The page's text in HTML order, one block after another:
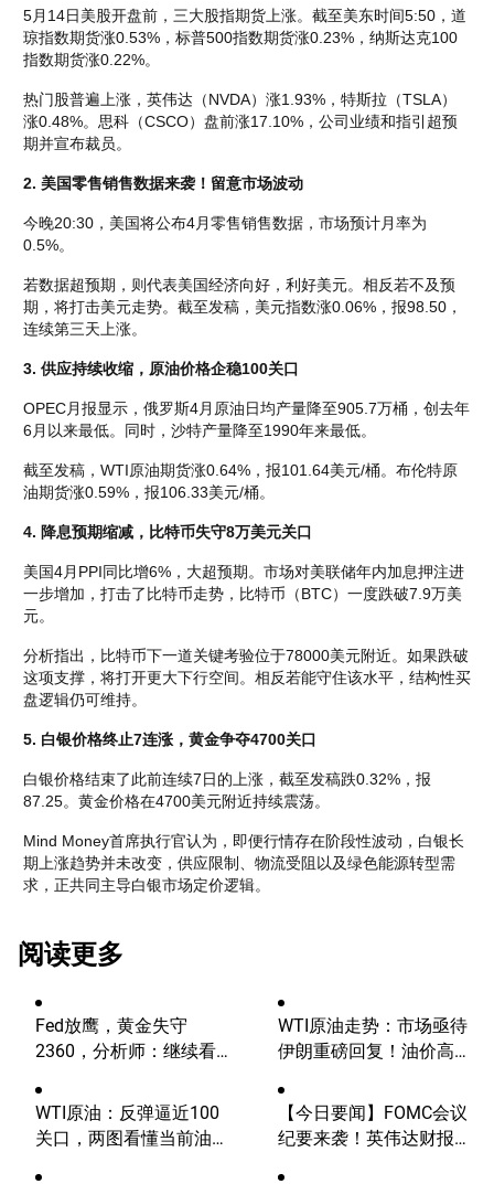
5月14日美股开盘前，三大股指期货上涨。截至美东时间5:50，道
琼指数期货涨0.53%，标普500指数期货涨0.23%，纳斯达克100
指数期货涨0.22%。
热门股普遍上涨，英伟达（NVDA）涨1.93%，特斯拉（TSLA）
涨0.48%。思科（CSCO）盘前涨17.10%，公司业绩和指引超预
期并宣布裁员。
2. 美国零售销售数据来袭！留意市场波动
今晚20:30，美国将公布4月零售销售数据，市场预计月率为
0.5%。
若数据超预期，则代表美国经济向好，利好美元。相反若不及预
期，将打击美元走势。截至发稿，美元指数涨0.06%，报98.50，
连续第三天上涨。
3. 供应持续收缩，原油价格企稳100关口
OPEC月报显示，俄罗斯4月原油日均产量降至905.7万桶，创去年
6月以来最低。同时，沙特产量降至1990年来最低。
截至发稿，WTI原油期货涨0.64%，报101.64美元/桶。布伦特原
油期货涨0.59%，报106.33美元/桶。
4. 降息预期缩减，比特币失守8万美元关口
美国4月PPI同比增6%，大超预期。市场对美联储年内加息押注进
一步增加，打击了比特币走势，比特币（BTC）一度跌破7.9万美
元。
分析指出，比特币下一道关键考验位于78000美元附近。如果跌破
这项支撑，将打开更大下行空间。相反若能守住该水平，结构性买
盘逻辑仍可维持。
5. 白银价格终止7连涨，黄金争夺4700关口
白银价格结束了此前连续7日的上涨，截至发稿跌0.32%，报
87.25。黄金价格在4700美元附近持续震荡。
Mind Money首席执行官认为，即便行情存在阶段性波动，白银长
期上涨趋势并未改变，供应限制、物流受阻以及绿色能源转型需
求，正共同主导白银市场定价逻辑。
阅读更多
Fed放鹰，黄金失守
2360，分析师：继续看
WTI原油走势：市场亟待
伊朗重磅回复！油价高波
WTI原油：反弹逼近100
关口，两图看懂当前油价
【今日要闻】FOMC会议
纪要来袭！英伟达财报将